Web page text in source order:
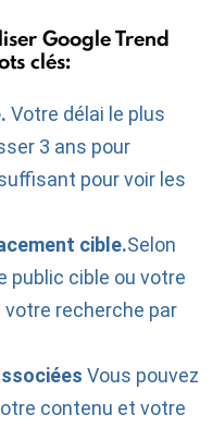
Google Trend
clés:
Votre délai le plus
3 ans pour
pour voir les
cible.Selon
public cible ou votre
recherche par
Vous pouvez
contenu et votre